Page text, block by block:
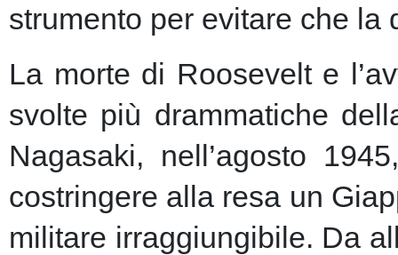
strumento per evitare che
La morte di Roosevelt e
svolte più drammatiche
Nagasaki, nell’agosto
costringere alla resa un
militare irraggiungibile. Da